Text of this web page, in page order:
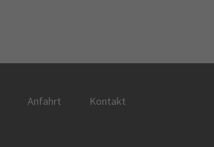
Anfahrt Kontakt